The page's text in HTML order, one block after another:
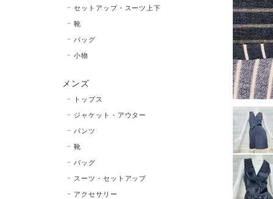
セットアップ・スーツ上下
靴
バッグ
小物
メンズ
トップス
ジャケット・アウター
パンツ
靴
バッグ
スーツ・セットアップ
アクセサリー